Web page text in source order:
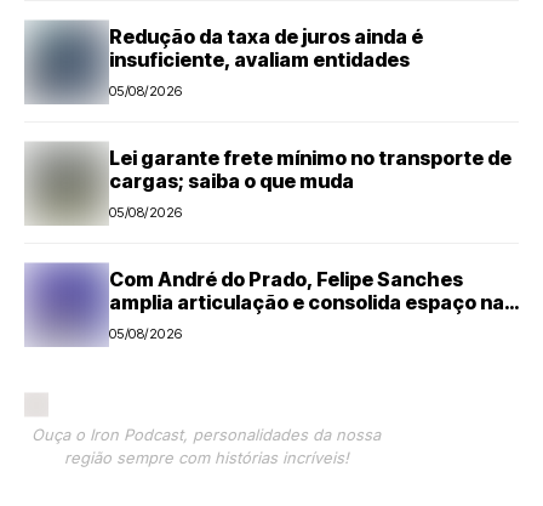
Redução da taxa de juros ainda é
insuficiente, avaliam entidades
05/08/2026
Lei garante frete mínimo no transporte de
cargas; saiba o que muda
05/08/2026
Com André do Prado, Felipe Sanches
amplia articulação e consolida espaço na
direita paulista
05/08/2026
Ouça o Iron Podcast, personalidades da nossa
região sempre com histórias incríveis!